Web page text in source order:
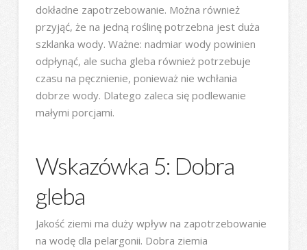
dokładne zapotrzebowanie. Można również
przyjąć, że na jedną roślinę potrzebna jest duża
szklanka wody. Ważne: nadmiar wody powinien
odpłynąć, ale sucha gleba również potrzebuje
czasu na pęcznienie, ponieważ nie wchłania
dobrze wody. Dlatego zaleca się podlewanie
małymi porcjami.
Wskazówka 5: Dobra
gleba
Jakość ziemi ma duży wpływ na zapotrzebowanie
na wodę dla pelargonii. Dobra ziemia